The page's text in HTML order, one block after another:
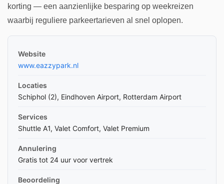
korting — een aanzienlijke besparing op weekreizen
waarbij reguliere parkeertarieven al snel oplopen.
Website
www.eazzypark.nl
Locaties
Schiphol (2), Eindhoven Airport, Rotterdam Airport
Services
Shuttle A1, Valet Comfort, Valet Premium
Annulering
Gratis tot 24 uur voor vertrek
Beoordeling